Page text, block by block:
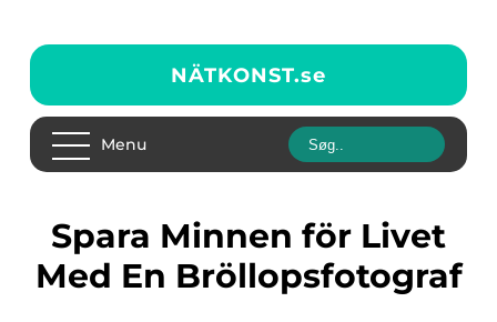
NÄTKONST.se
Menu
Spara Minnen för Livet
Med En Bröllopsfotograf